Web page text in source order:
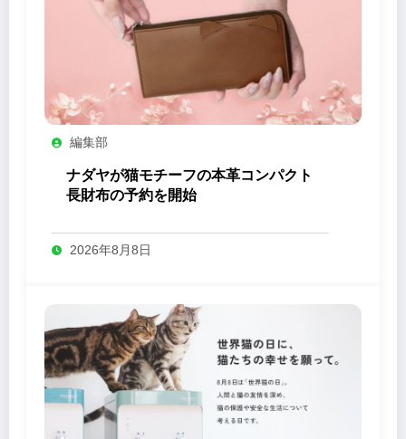
編集部
ナダヤが猫モチーフの本革コンパクト
長財布の予約を開始
2026年8月8日